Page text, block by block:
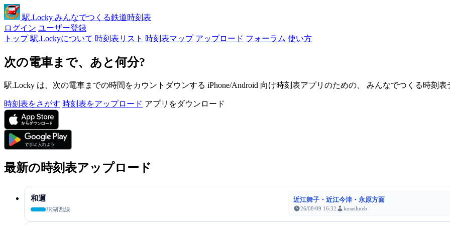
駅.Locky みんなでつくる鉄道時刻表
ログイン ユーザー登録
トップ 駅.Lockyについて 時刻表リスト 時刻表マップ アップロード フォーラム 使い方
次の電車まで、あと何分?
駅.Locky は、次の電車までの時間をカウントダウンする iPhone/Android 向け時刻表アプリのための、 みんなでつくる時刻表
時刻表をさがす 時刻表をアップロード アプリをダウンロード
最新の時刻表アップロード
和邇
JR湖西線
近江舞子・近江今津・永原方面
26/08/09 16:32 koseilineb